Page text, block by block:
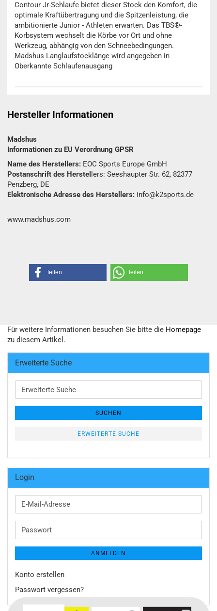
Contour Jr-Schlaufe bietet dieser Stock den Komfort, die
optimale Kraftübertragung und die Spitzenleistung, die
ambitionierte Junior - Athleten erwarten. Das TBS®-
Korbsystem wechselt die Körbe vor Ort und ohne
Werkzeug, abhängig von den Schneebedingungen.
Madshus Langlaufstocklänge wird angegeben in
Oberkannte Schlaufenausgang
Hersteller Informationen
Madshus
Informationen zu EU Verordnung GPSR
Name des Herstellers: EOC Sports Europe GmbH
Postanschrift des Herstel lers: Seeshaupter Str. 62, 82377
Penzberg, DE
Elektronische Adresse des Herstellers: info@k2sports.de
www.madshus.com
teilen teilen
Für weitere Informationen besuchen Sie bitte die Homepage
zu diesem Artikel.
Erweiterte Suche
Erweiterte
Suche
SUCHEN
ERWEITERTE SUCHE
Login
E-
Mail-
Passwort
ANMELDEN
Konto erstellen
Passwort vergessen?